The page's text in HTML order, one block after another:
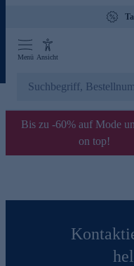
Menü Ansicht
Bis zu -60% auf Mode
on top!